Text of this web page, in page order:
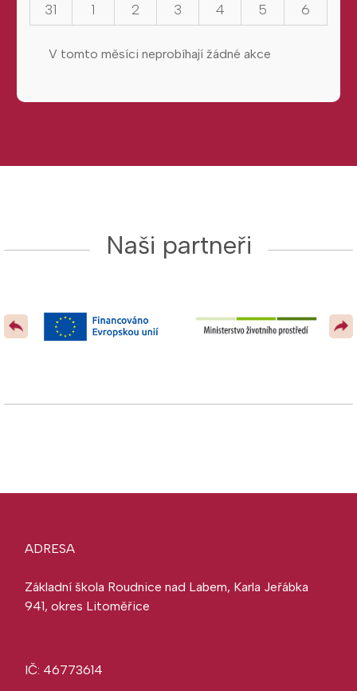
31
1 2 3 4 5 6
V tomto měsíci neprobíhají žádné akce
Naši partneři
ADRESA
Základní škola Roudnice nad Labem, Karla Jeřábka
941, okres Litoměřice
IČ: 46773614